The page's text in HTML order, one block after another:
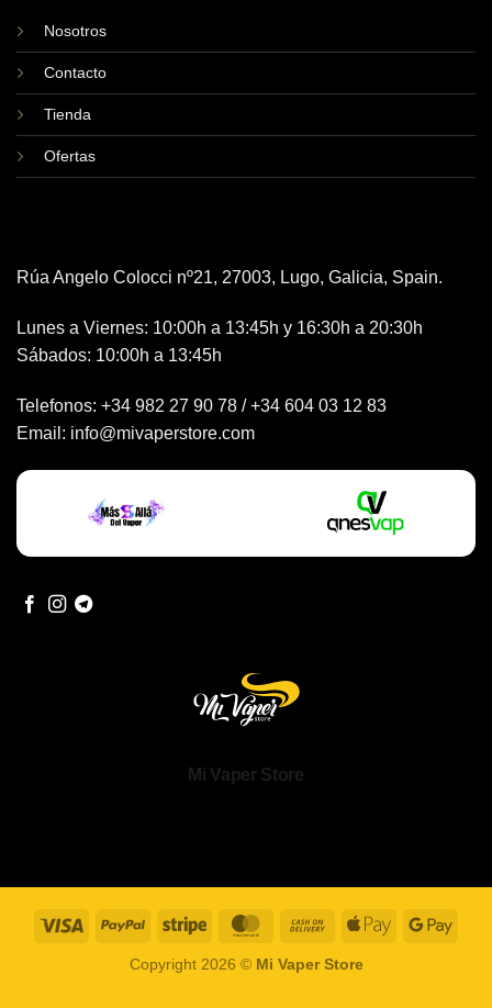
Nosotros
Contacto
Tienda
Ofertas
Rúa Angelo Colocci nº21, 27003, Lugo, Galicia, Spain.
Lunes a Viernes: 10:00h a 13:45h y 16:30h a 20:30h
Sábados: 10:00h a 13:45h
Telefonos: +34 982 27 90 78 /+34 604 03 12 83
Email: info@mivaperstore.com
Mi Vaper Store
Visa PayPal Stripe MasterCardCash
Delivery
Apple
Copyright 2026 © Mi Vaper Store